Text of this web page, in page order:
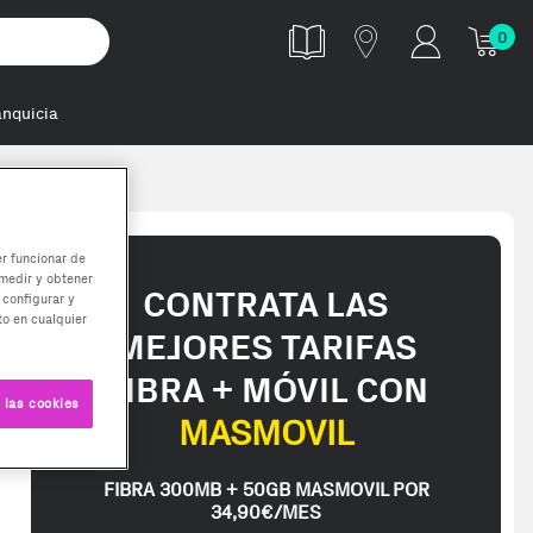
0
CONTRATA LAS
MEJORES TARIFAS
FIBRA + MÓVIL CON
MASMOVIL
FIBRA 300MB + 50GB MASMOVIL POR
34,90€/MES
funcionar de
y obtener
y
en cualquier
cookies